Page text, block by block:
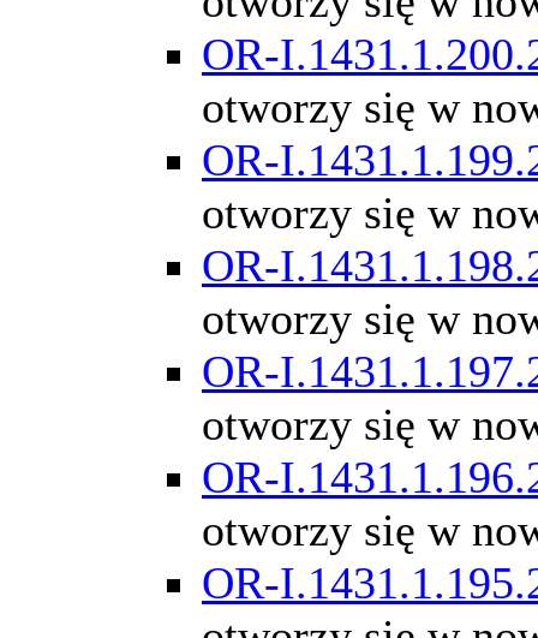
OR-
otworzy się w
OR-
otworzy się w
OR-
otworzy się w
OR-
otworzy się w
OR-
otworzy się w
OR-